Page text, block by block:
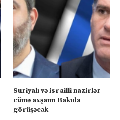
Suriyalı və israilli nazirlər
cümə axşamı Bakıda
görüşəcək